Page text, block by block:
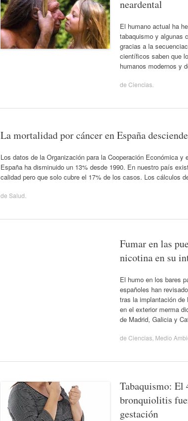
neardental
El humano actual ha
tabaquismo y algunas
gracias a la
científicos saben que
humanos modernos y
de Ciencias
La mortalidad por cáncer en España
Los datos de la Organización para la Cooperación Económica
España ha disminuido un 13% desde 1990. En nuestro país
calidad pero que solo cubre el 17% de los casos. Los cálculos
de Salud
Fumar en las
nicotina en su
El humo en los bares
españoles han
tras la implantación de
en el exterior merma
de Madrid, Galicia y
de Ciencias Medio
Tabaquismo: El
bronquiolitis
gestación